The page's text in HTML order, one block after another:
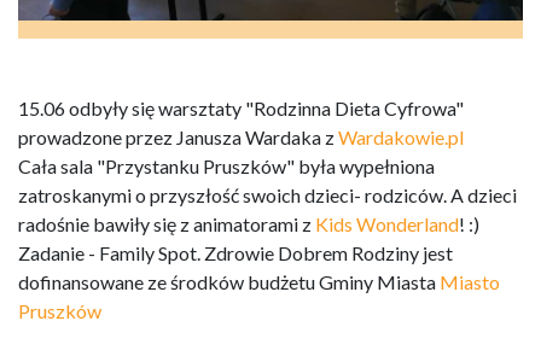
15.06 odbyły się warsztaty "Rodzinna Dieta Cyfrowa"
prowadzone przez Janusza Wardaka zWardakowie.pl
Cała sala "Przystanku Pruszków" była wypełniona
zatroskanymi o przyszłość swoich dzieci- rodziców. A dzieci
radośnie bawiły się z animatorami z Kids Wonderland! :)
Zadanie - Family Spot. Zdrowie Dobrem Rodziny jest
dofinansowane ze środków budżetu Gminy Miasta Miasto
Pruszków